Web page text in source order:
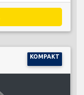
KOMPAKT